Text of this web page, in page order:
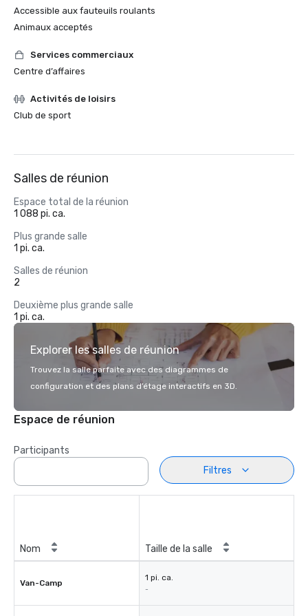
Accessible aux fauteuils roulants
Animaux acceptés
Services commerciaux
Centre d’affaires
Activités de loisirs
Club de sport
Salles de réunion
Espace total de la réunion
1 088 pi. ca.
Plus grande salle
1 pi. ca.
Salles de réunion
2
Deuxième plus grande salle
1 pi. ca.
Explorer les salles de réunion
Trouvez la salle parfaite avec des diagrammes de
configuration et des plans d’étage interactifs en 3D.
Espace de réunion
Participants
Filtres
Nom Taille de la salle
Van-Camp
1 pi. ca.
-